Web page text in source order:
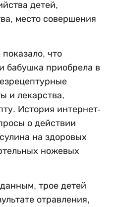
детей,
место совершения
что
бабушка приобрела в
и лекарства,
История интернет-
о действии
на здоровых
ножевых
трое детей
отравления,